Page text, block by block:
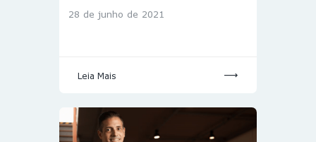
28 de junho de 2021
Leia Mais